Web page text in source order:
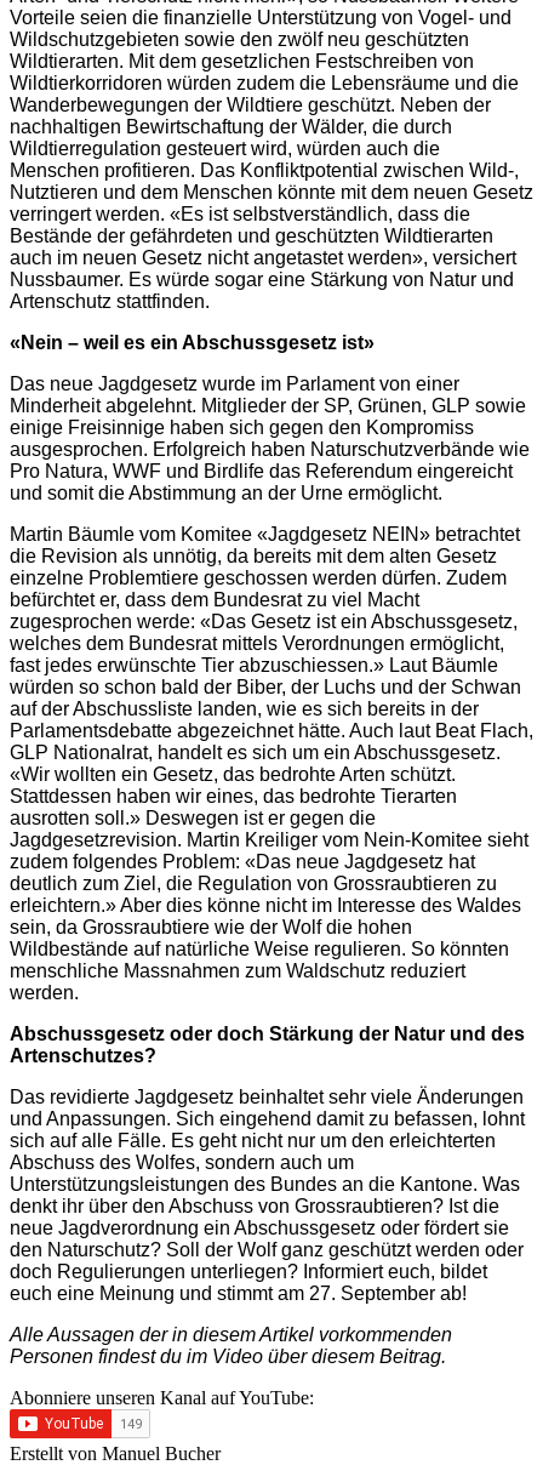
Vorteile seien die finanzielle Unterstützung von Vogel- und
Wildschutzgebieten sowie den zwölf neu geschützten
Wildtierarten. Mit dem gesetzlichen Festschreiben von
Wildtierkorridoren würden zudem die Lebensräume und die
Wanderbewegungen der Wildtiere geschützt. Neben der
nachhaltigen Bewirtschaftung der Wälder, die durch
Wildtierregulation gesteuert wird, würden auch die
Menschen profitieren. Das Konfliktpotential zwischen Wild-,
Nutztieren und dem Menschen könnte mit dem neuen Gesetz
verringert werden. «Es ist selbstverständlich, dass die
Bestände der gefährdeten und geschützten Wildtierarten
auch im neuen Gesetz nicht angetastet werden», versichert
Nussbaumer. Es würde sogar eine Stärkung von Natur und
Artenschutz stattfinden.
«Nein – weil es ein Abschussgesetz ist»
Das neue Jagdgesetz wurde im Parlament von einer
Minderheit abgelehnt. Mitglieder der SP, Grünen, GLP sowie
einige Freisinnige haben sich gegen den Kompromiss
ausgesprochen. Erfolgreich haben Naturschutzverbände wie
Pro Natura, WWF und Birdlife das Referendum eingereicht
und somit die Abstimmung an der Urne ermöglicht.
Martin Bäumle vom Komitee «Jagdgesetz NEIN» betrachtet
die Revision als unnötig, da bereits mit dem alten Gesetz
einzelne Problemtiere geschossen werden dürfen. Zudem
befürchtet er, dass dem Bundesrat zu viel Macht
zugesprochen werde: «Das Gesetz ist ein Abschussgesetz,
welches dem Bundesrat mittels Verordnungen ermöglicht,
fast jedes erwünschte Tier abzuschiessen.» Laut Bäumle
würden so schon bald der Biber, der Luchs und der Schwan
auf der Abschussliste landen, wie es sich bereits in der
Parlamentsdebatte abgezeichnet hätte. Auch laut Beat Flach,
GLP Nationalrat, handelt es sich um ein Abschussgesetz.
«Wir wollten ein Gesetz, das bedrohte Arten schützt.
Stattdessen haben wir eines, das bedrohte Tierarten
ausrotten soll.» Deswegen ist er gegen die
Jagdgesetzrevision. Martin Kreiliger vom Nein-Komitee sieht
zudem folgendes Problem: «Das neue Jagdgesetz hat
deutlich zum Ziel, die Regulation von Grossraubtieren zu
erleichtern.» Aber dies könne nicht im Interesse des Waldes
sein, da Grossraubtiere wie der Wolf die hohen
Wildbestände auf natürliche Weise regulieren. So könnten
menschliche Massnahmen zum Waldschutz reduziert
werden.
Abschussgesetz oder doch Stärkung der Natur und des
Artenschutzes?
Das revidierte Jagdgesetz beinhaltet sehr viele Änderungen
und Anpassungen. Sich eingehend damit zu befassen, lohnt
sich auf alle Fälle. Es geht nicht nur um den erleichterten
Abschuss des Wolfes, sondern auch um
Unterstützungsleistungen des Bundes an die Kantone. Was
denkt ihr über den Abschuss von Grossraubtieren? Ist die
neue Jagdverordnung ein Abschussgesetz oder fördert sie
den Naturschutz? Soll der Wolf ganz geschützt werden oder
doch Regulierungen unterliegen? Informiert euch, bildet
euch eine Meinung und stimmt am 27. September ab!
Alle Aussagen der in diesem Artikel vorkommenden
Personen findest du im Video über diesem Beitrag.
Abonniere unseren Kanal auf YouTube:
Erstellt von Manuel Bucher